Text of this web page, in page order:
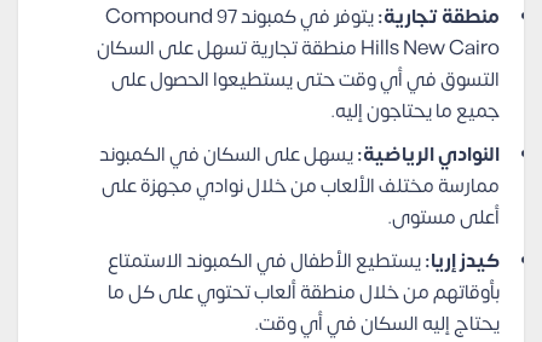
منطقة تجارية:
يتوفر في كمبوند Compound 97
Hills New Cairo منطقة تجارية تسهل على السكان
التسوق في أي وقت حتى يستطيعوا الحصول على
جميع ما يحتاجون إليه.
النوادي الرياضية:يسهل على السكان في الكمبوند
ممارسة مختلف الألعاب من خلال نوادي مجهزة على
أعلى مستوى.
كيدز إريا:يستطيع الأطفال في الكمبوند الاستمتاع
بأوقاتهم من خلال منطقة ألعاب تحتوي على كل ما
يحتاج إليه السكان في أي وقت.